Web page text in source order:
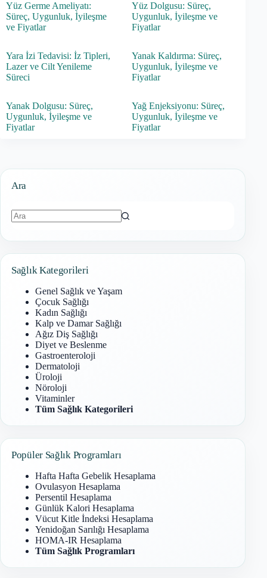
Yüz Germe Ameliyatı:
Süreç, Uygunluk, İyileşme
ve Fiyatlar
Yüz Dolgusu: Süreç,
Uygunluk, İyileşme ve
Fiyatlar
Yara İzi Tedavisi: İz Tipleri,
Lazer ve Cilt Yenileme
Süreci
Yanak Kaldırma: Süreç,
Uygunluk, İyileşme ve
Fiyatlar
Yanak Dolgusu: Süreç,
Uygunluk, İyileşme ve
Fiyatlar
Yağ Enjeksiyonu: Süreç,
Uygunluk, İyileşme ve
Fiyatlar
Ara
Sağlık Kategorileri
Genel Sağlık ve Yaşam
Çocuk Sağlığı
Kadın Sağlığı
Kalp ve Damar Sağlığı
Ağız Diş Sağlığı
Diyet ve Beslenme
Gastroenteroloji
Dermatoloji
Üroloji
Nöroloji
Vitaminler
Tüm Sağlık Kategorileri
Popüler Sağlık Programları
Hafta Hafta Gebelik Hesaplama
Ovulasyon Hesaplama
Persentil Hesaplama
Günlük Kalori Hesaplama
Vücut Kitle İndeksi Hesaplama
Yenidoğan Sarılığı Hesaplama
HOMA-IR Hesaplama
Tüm Sağlık Programları